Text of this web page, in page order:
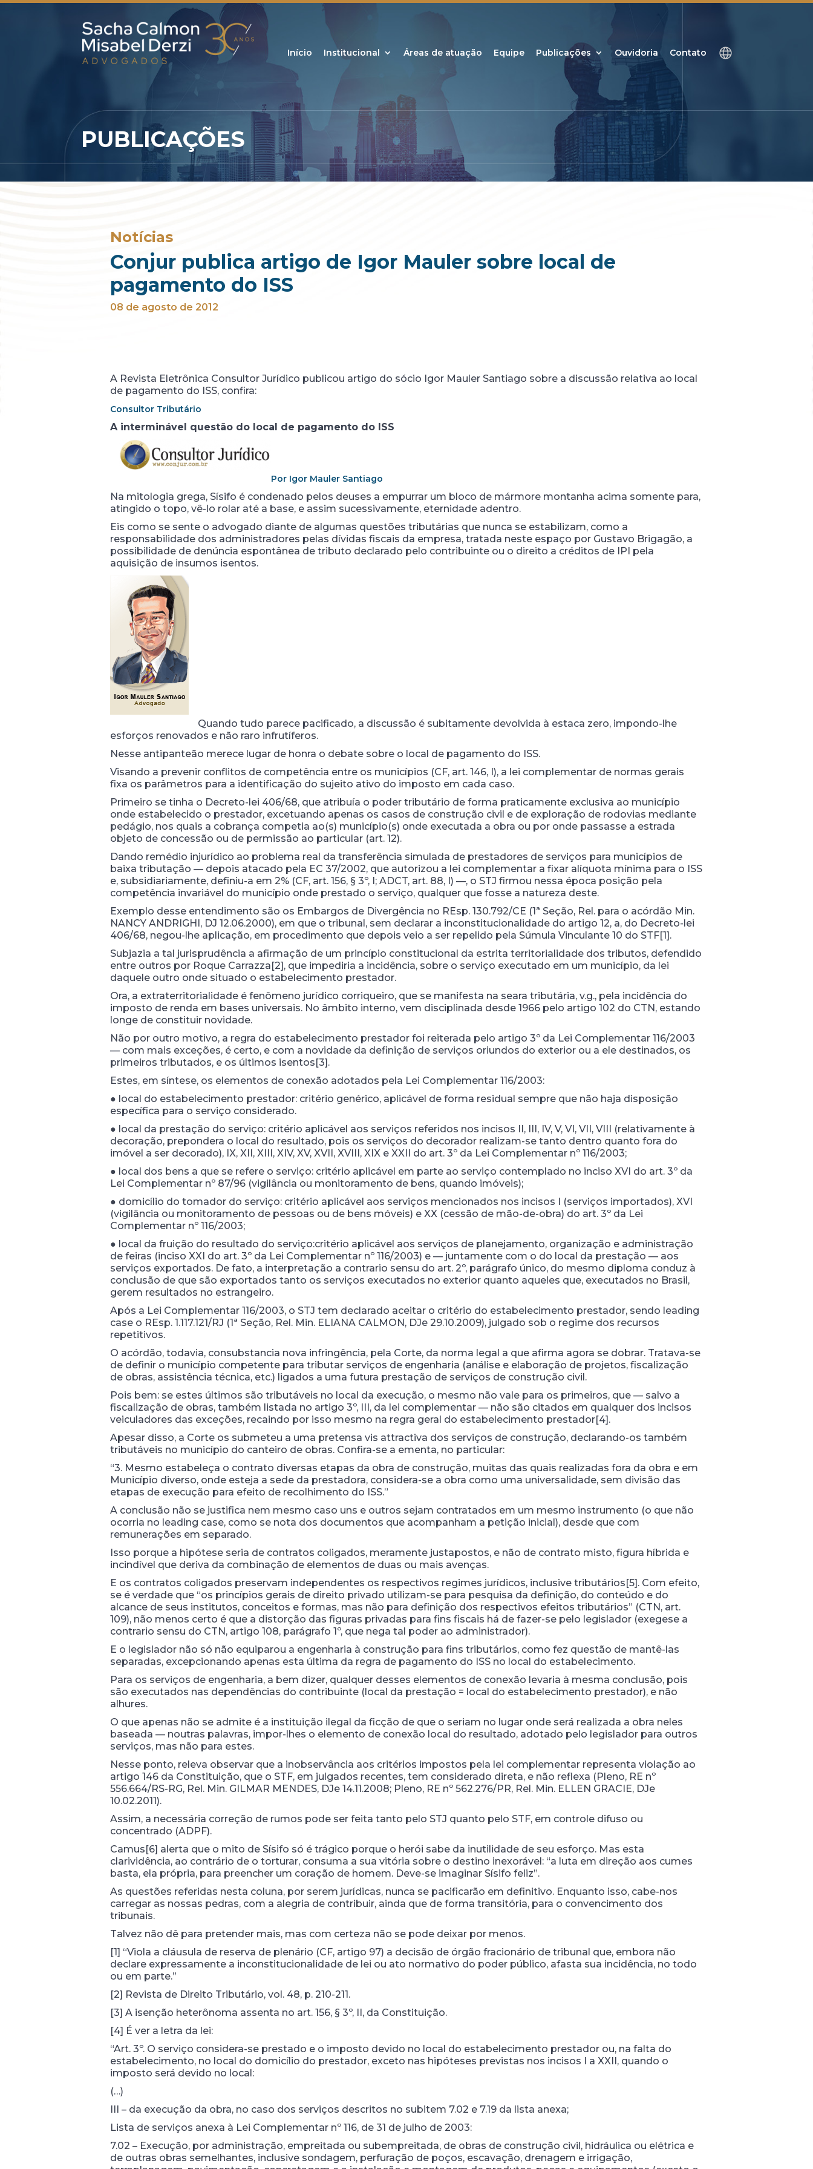
Início Institucional Áreas de atuação Equipe Publicações Ouvidoria Contato
PUBLICAÇÕES
Notícias
Conjur publica artigo de Igor Mauler sobre local de
pagamento do ISS
08 de agosto de 2012
A Revista Eletrônica Consultor Jurídico publicou artigo do sócio Igor Mauler Santiago sobre a discussão relativa ao local
de pagamento do ISS, confira:
Consultor Tributário
A interminável questão do local de pagamento do ISS
Por Igor Mauler Santiago
Na mitologia grega, Sísifo é condenado pelos deuses a empurrar um bloco de mármore montanha acima somente para,
atingido o topo, vê-lo rolar até a base, e assim sucessivamente, eternidade adentro.
Eis como se sente o advogado diante de algumas questões tributárias que nunca se estabilizam, como a
responsabilidade dos administradores pelas dívidas fiscais da empresa, tratada neste espaço por Gustavo Brigagão, a
possibilidade de denúncia espontânea de tributo declarado pelo contribuinte ou o direito a créditos de IPI pela
aquisição de insumos isentos.
Quando tudo parece pacificado, a discussão é subitamente devolvida à estaca zero, impondo-lhe
esforços renovados e não raro infrutíferos.
Nesse antipanteão merece lugar de honra o debate sobre o local de pagamento do ISS.
Visando a prevenir conflitos de competência entre os municípios (CF, art. 146, I), a lei complementar de normas gerais
fixa os parâmetros para a identificação do sujeito ativo do imposto em cada caso.
Primeiro se tinha o Decreto-lei 406/68, que atribuía o poder tributário de forma praticamente exclusiva ao município
onde estabelecido o prestador, excetuando apenas os casos de construção civil e de exploração de rodovias mediante
pedágio, nos quais a cobrança competia ao(s) município(s) onde executada a obra ou por onde passasse a estrada
objeto de concessão ou de permissão ao particular (art. 12).
Dando remédio injurídico ao problema real da transferência simulada de prestadores de serviços para municípios de
baixa tributação — depois atacado pela EC 37/2002, que autorizou a lei complementar a fixar alíquota mínima para o ISS
e, subsidiariamente, definiu-a em 2% (CF, art. 156, § 3º, I; ADCT, art. 88, I) —, o STJ firmou nessa época posição pela
competência invariável do município onde prestado o serviço, qualquer que fosse a natureza deste.
Exemplo desse entendimento são os Embargos de Divergência no REsp. 130.792/CE (1ª Seção, Rel. para o acórdão Min.
NANCY ANDRIGHI, DJ 12.06.2000), em que o tribunal, sem declarar a inconstitucionalidade do artigo 12, a, do Decreto-lei
406/68, negou-lhe aplicação, em procedimento que depois veio a ser repelido pela Súmula Vinculante 10 do STF[1].
Subjazia a tal jurisprudência a afirmação de um princípio constitucional da estrita territorialidade dos tributos, defendido
entre outros por Roque Carrazza[2], que impediria a incidência, sobre o serviço executado em um município, da lei
daquele outro onde situado o estabelecimento prestador.
Ora, a extraterritorialidade é fenômeno jurídico corriqueiro, que se manifesta na seara tributária, v.g., pela incidência do
imposto de renda em bases universais. No âmbito interno, vem disciplinada desde 1966 pelo artigo 102 do CTN, estando
longe de constituir novidade.
Não por outro motivo, a regra do estabelecimento prestador foi reiterada pelo artigo 3º da Lei Complementar 116/2003
— com mais exceções, é certo, e com a novidade da definição de serviços oriundos do exterior ou a ele destinados, os
primeiros tributados, e os últimos isentos[3].
Estes, em síntese, os elementos de conexão adotados pela Lei Complementar 116/2003:
● local do estabelecimento prestador: critério genérico, aplicável de forma residual sempre que não haja disposição
específica para o serviço considerado.
● local da prestação do serviço: critério aplicável aos serviços referidos nos incisos II, III, IV, V, VI, VII, VIII (relativamente à
decoração, prepondera o local do resultado, pois os serviços do decorador realizam-se tanto dentro quanto fora do
imóvel a ser decorado), IX, XII, XIII, XIV, XV, XVII, XVIII, XIX e XXII do art. 3º da Lei Complementar nº 116/2003;
● local dos bens a que se refere o serviço: critério aplicável em parte ao serviço contemplado no inciso XVI do art. 3º da
Lei Complementar nº 87/96 (vigilância ou monitoramento de bens, quando imóveis);
● domicílio do tomador do serviço: critério aplicável aos serviços mencionados nos incisos I (serviços importados), XVI
(vigilância ou monitoramento de pessoas ou de bens móveis) e XX (cessão de mão-de-obra) do art. 3º da Lei
Complementar nº 116/2003;
● local da fruição do resultado do serviço:critério aplicável aos serviços de planejamento, organização e administração
de feiras (inciso XXI do art. 3º da Lei Complementar nº 116/2003) e — juntamente com o do local da prestação — aos
serviços exportados. De fato, a interpretação a contrario sensu do art. 2º, parágrafo único, do mesmo diploma conduz à
conclusão de que são exportados tanto os serviços executados no exterior quanto aqueles que, executados no Brasil,
gerem resultados no estrangeiro.
Após a Lei Complementar 116/2003, o STJ tem declarado aceitar o critério do estabelecimento prestador, sendo leading
case o REsp. 1.117.121/RJ (1ª Seção, Rel. Min. ELIANA CALMON, DJe 29.10.2009), julgado sob o regime dos recursos
repetitivos.
O acórdão, todavia, consubstancia nova infringência, pela Corte, da norma legal a que afirma agora se dobrar. Tratava-se
de definir o município competente para tributar serviços de engenharia (análise e elaboração de projetos, fiscalização
de obras, assistência técnica, etc.) ligados a uma futura prestação de serviços de construção civil.
Pois bem: se estes últimos são tributáveis no local da execução, o mesmo não vale para os primeiros, que — salvo a
fiscalização de obras, também listada no artigo 3º, III, da lei complementar — não são citados em qualquer dos incisos
veiculadores das exceções, recaindo por isso mesmo na regra geral do estabelecimento prestador[4].
Apesar disso, a Corte os submeteu a uma pretensa vis attractiva dos serviços de construção, declarando-os também
tributáveis no município do canteiro de obras. Confira-se a ementa, no particular:
“3. Mesmo estabeleça o contrato diversas etapas da obra de construção, muitas das quais realizadas fora da obra e em
Município diverso, onde esteja a sede da prestadora, considera-se a obra como uma universalidade, sem divisão das
etapas de execução para efeito de recolhimento do ISS.”
A conclusão não se justifica nem mesmo caso uns e outros sejam contratados em um mesmo instrumento (o que não
ocorria no leading case, como se nota dos documentos que acompanham a petição inicial), desde que com
remunerações em separado.
Isso porque a hipótese seria de contratos coligados, meramente justapostos, e não de contrato misto, figura híbrida e
incindível que deriva da combinação de elementos de duas ou mais avenças.
E os contratos coligados preservam independentes os respectivos regimes jurídicos, inclusive tributários[5]. Com efeito,
se é verdade que “os princípios gerais de direito privado utilizam-se para pesquisa da definição, do conteúdo e do
alcance de seus institutos, conceitos e formas, mas não para definição dos respectivos efeitos tributários” (CTN, art.
109), não menos certo é que a distorção das figuras privadas para fins fiscais há de fazer-se pelo legislador (exegese a
contrario sensu do CTN, artigo 108, parágrafo 1º, que nega tal poder ao administrador).
E o legislador não só não equiparou a engenharia à construção para fins tributários, como fez questão de mantê-las
separadas, excepcionando apenas esta última da regra de pagamento do ISS no local do estabelecimento.
Para os serviços de engenharia, a bem dizer, qualquer desses elementos de conexão levaria à mesma conclusão, pois
são executados nas dependências do contribuinte (local da prestação = local do estabelecimento prestador), e não
alhures.
O que apenas não se admite é a instituição ilegal da ficção de que o seriam no lugar onde será realizada a obra neles
baseada — noutras palavras, impor-lhes o elemento de conexão local do resultado, adotado pelo legislador para outros
serviços, mas não para estes.
Nesse ponto, releva observar que a inobservância aos critérios impostos pela lei complementar representa violação ao
artigo 146 da Constituição, que o STF, em julgados recentes, tem considerado direta, e não reflexa (Pleno, RE nº
556.664/RS-RG, Rel. Min. GILMAR MENDES, DJe 14.11.2008; Pleno, RE nº 562.276/PR, Rel. Min. ELLEN GRACIE, DJe
10.02.2011).
Assim, a necessária correção de rumos pode ser feita tanto pelo STJ quanto pelo STF, em controle difuso ou
concentrado (ADPF).
Camus[6] alerta que o mito de Sísifo só é trágico porque o herói sabe da inutilidade de seu esforço. Mas esta
clarividência, ao contrário de o torturar, consuma a sua vitória sobre o destino inexorável: “a luta em direção aos cumes
basta, ela própria, para preencher um coração de homem. Deve-se imaginar Sísifo feliz”.
As questões referidas nesta coluna, por serem jurídicas, nunca se pacificarão em definitivo. Enquanto isso, cabe-nos
carregar as nossas pedras, com a alegria de contribuir, ainda que de forma transitória, para o convencimento dos
tribunais.
Talvez não dê para pretender mais, mas com certeza não se pode deixar por menos.
[1] “Viola a cláusula de reserva de plenário (CF, artigo 97) a decisão de órgão fracionário de tribunal que, embora não
declare expressamente a inconstitucionalidade de lei ou ato normativo do poder público, afasta sua incidência, no todo
ou em parte.”
[2] Revista de Direito Tributário, vol. 48, p. 210-211.
[3] A isenção heterônoma assenta no art. 156, § 3º, II, da Constituição.
[4] É ver a letra da lei:
“Art. 3º. O serviço considera-se prestado e o imposto devido no local do estabelecimento prestador ou, na falta do
estabelecimento, no local do domicílio do prestador, exceto nas hipóteses previstas nos incisos I a XXII, quando o
imposto será devido no local:
(…)
III – da execução da obra, no caso dos serviços descritos no subitem 7.02 e 7.19 da lista anexa;
Lista de serviços anexa à Lei Complementar nº 116, de 31 de julho de 2003:
7.02 – Execução, por administração, empreitada ou subempreitada, de obras de construção civil, hidráulica ou elétrica e
de outras obras semelhantes, inclusive sondagem, perfuração de poços, escavação, drenagem e irrigação,